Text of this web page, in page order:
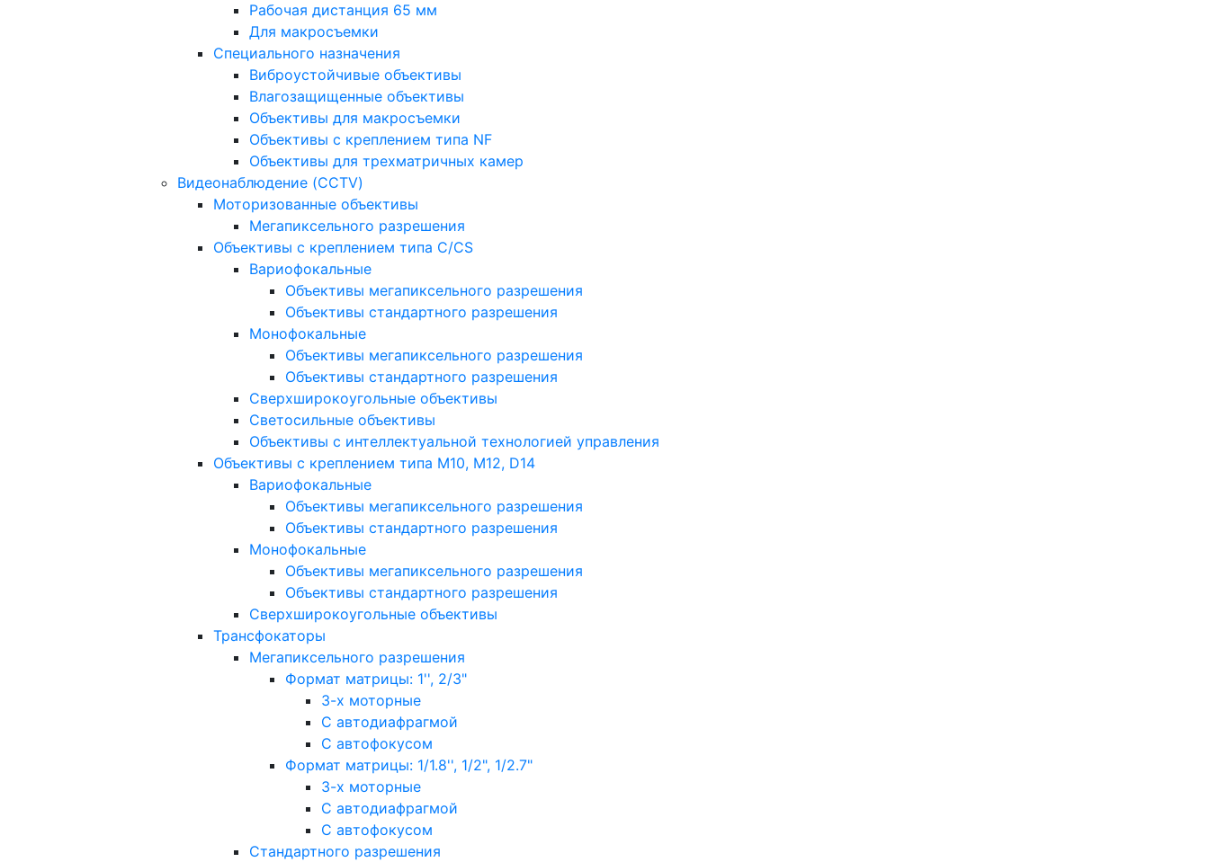
Рабочая дистанция 65 мм
Для макросъемки
Специального назначения
Виброустойчивые объективы
Влагозащищенные объективы
Объективы для макросъемки
Объективы с креплением типа NF
Объективы для трехматричных камер
Видеонаблюдение (CCTV)
Моторизованные объективы
Мегапиксельного разрешения
Объективы с креплением типа C/CS
Вариофокальные
Объективы мегапиксельного разрешения
Объективы стандартного разрешения
Монофокальные
Объективы мегапиксельного разрешения
Объективы стандартного разрешения
Сверхширокоугольные объективы
Светосильные объективы
Объективы с интеллектуальной технологией управления
Объективы с креплением типа M10, M12, D14
Вариофокальные
Объективы мегапиксельного разрешения
Объективы стандартного разрешения
Монофокальные
Объективы мегапиксельного разрешения
Объективы стандартного разрешения
Сверхширокоугольные объективы
Трансфокаторы
Мегапиксельного разрешения
Формат матрицы: 1'', 2/3"
3-х моторные
С автодиафрагмой
С автофокусом
Формат матрицы: 1/1.8'', 1/2", 1/2.7"
3-х моторные
С автодиафрагмой
С автофокусом
Стандартного разрешения